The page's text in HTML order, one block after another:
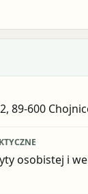
89-600
osobistej i